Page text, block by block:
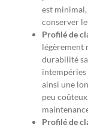
est
conserver
Profilé de
légèrement
durabilité
ainsi une
peu
Profilé de